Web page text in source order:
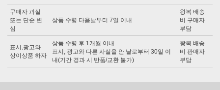
구매자 과실
또는 단순 변
심
상품 수령 다음날부터 7일 이내
왕복 배송
비 구매자
부담
표시,광고와
상이상품 하자
상품 수령 후 1개월 이내
표시, 광고와 다른 사실을 안 날로부터 30일 이
내(기간 경과 시 반품/교환 불가)
왕복 배송
비 판매자
부담